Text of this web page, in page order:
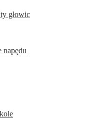
głowic
napędu